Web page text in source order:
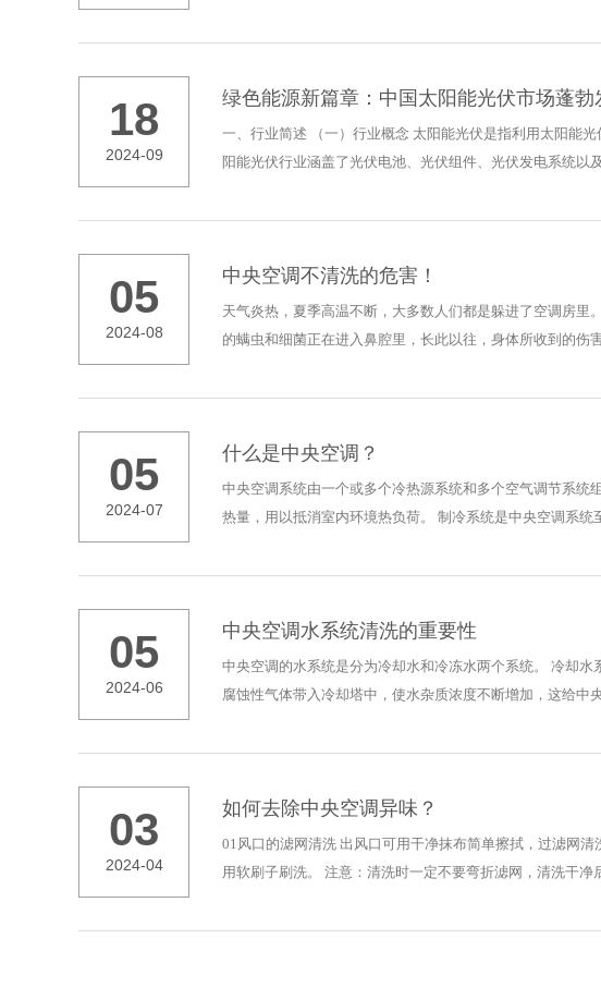
18
2024-09
绿色能源新篇章：中国太阳能光伏市场蓬勃
一、行业简述 （一）行业概念 太阳能光伏是指利用太阳能
阳能光伏行业涵盖了光伏电池、光伏组件、光伏发电系统
05
2024-08
中央空调不清洗的危害！
天气炎热，夏季高温不断，大多数人们都是躲进了空调房
的螨虫和细菌正在进入鼻腔里，长此以往，身体所收到的伤
05
2024-07
什么是中央空调？
中央空调系统由一个或多个冷热源系统和多个空气调节系
热量，用以抵消室内环境热负荷。 制冷系统是中央空调系
05
2024-06
中央空调水系统清洗的重要性
中央空调的水系统是分为冷却水和冷冻水两个系统。 冷却
腐蚀性气体带入冷却塔中，使水杂质浓度不断增加，这给中
03
2024-04
如何去除中央空调异味？
01风口的滤网清洗 出风口可用干净抹布简单擦拭，过滤网
用软刷子刷洗。 注意：清洗时一定不要弯折滤网，清洗干